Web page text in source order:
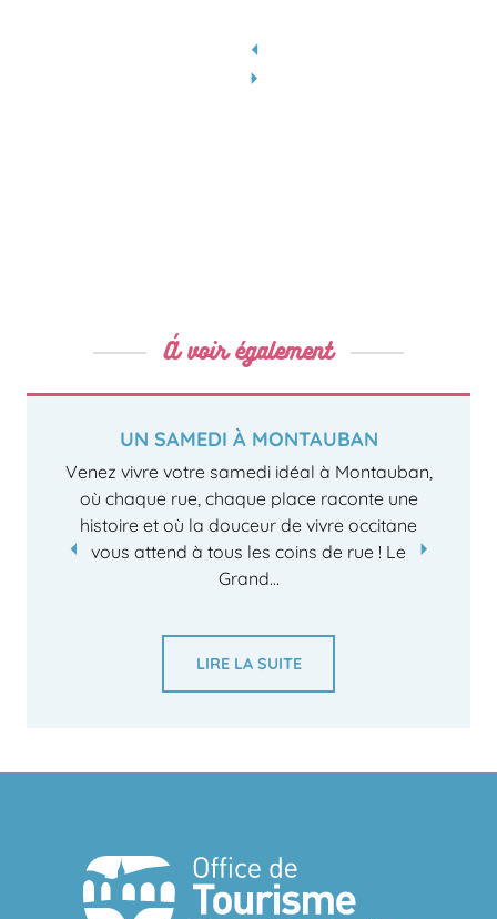
À voir également
UN SAMEDI À MONTAUBAN
Venez vivre votre samedi idéal à Montauban,
où chaque rue, chaque place raconte une
histoire et où la douceur de vivre occitane
vous attend à tous les coins de rue ! Le
Grand...
LIRE LA SUITE